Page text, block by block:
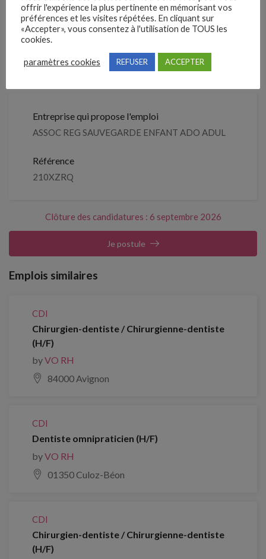
Clôture des candidatures : 6
septembre 2026
Je postule
Entreprise qui propose l'emploi
ASSOC REG SAUVEGARDE ENFANT ADO ADUL
Référence
210XZRQ
Clôture des candidatures : 6 septembre 2026
Je postule
Emplois similaires
CDI
Chirurgien-dentiste / Chirurgienne-dentiste
(H/F)
byVO RH
84000 Avignon
CDI
Dentiste omnipraticien (H/F)
byVO RH
01350 Culoz-Béon
CDI
Chirurgien-dentiste / Chirurgienne-dentiste
(H/F)
offrir l'expérience la plus pertinente en mémorisant vos
préférences et les visites répétées. En cliquant sur
«Accepter», vous consentez à l'utilisation de TOUS les
cookies.
paramètres cookies REFUSER ACCEPTER